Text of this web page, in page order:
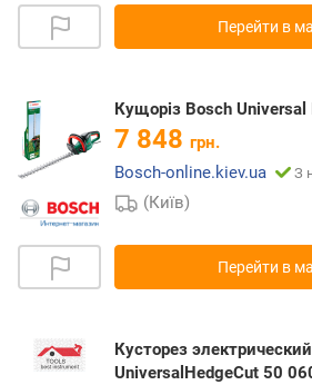
Перейти в
Кущоріз Bosch Universal
7 848 грн.
Bosch-online.kiev.ua
З
(Київ)
Перейти в
Кусторез
UniversalHedgeCut 50